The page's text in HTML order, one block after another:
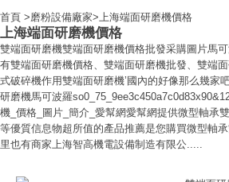
首頁 >磨粉設備廠家>上海端面研磨機價格
上海端面研磨機價格
雙端面研磨機雙端面研磨機價格批發采購圖片馬
有雙端面研磨機價格、雙端面研磨機批發、雙端
式破碎機作用雙端面研磨機’國內的好像那么幾家
研磨機馬可波羅
機_價格_圖片_簡介_愛幫網愛幫網提供微型軸承
等優質信息物超所值的產品推薦是您購買微型軸
里也有商家上海智高機電設備制造有限公.....